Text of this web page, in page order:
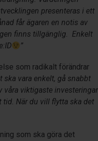
presenteras i ett
får ägaren en notis av
finns tillgänglig. Enkelt
”
som radikalt förändrar
ska vara enkelt, gå snabbt
våra viktigaste investeringar
tid. När du vill flytta ska det
som ska göra det